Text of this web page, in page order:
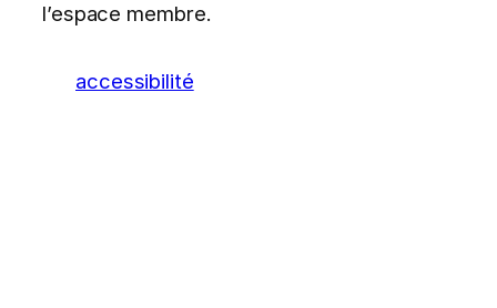
l’espace membre.
accessibilité